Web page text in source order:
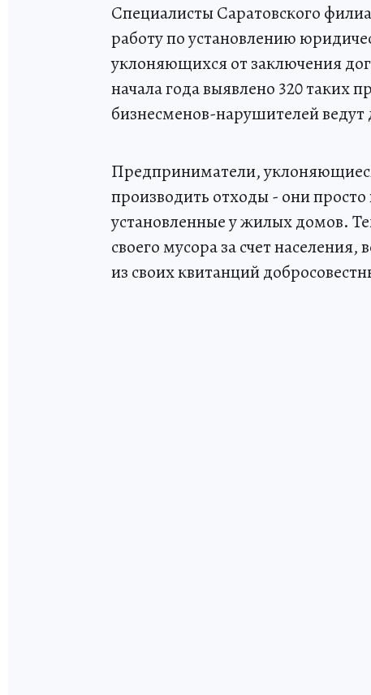
Специалисты Саратовского
работу по установлению
уклоняющихся от заключения
начала года выявлено 320 таких
бизнесменов-нарушителей ведут
Предприниматели,
производить отходы - они
установленные у жилых домов.
своего мусора за счет
из своих квитанций